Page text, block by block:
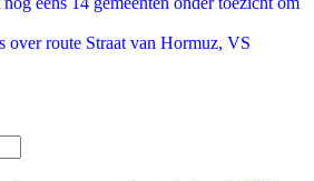
over route Straat van Hormuz, VS